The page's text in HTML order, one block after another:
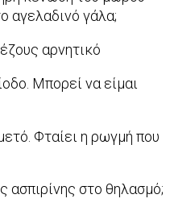
αγελαδινό γάλα;
αρνητικό
Μπορεί να είμαι
Φταίει η ρωγμή που
ασπιρίνης στο θηλασμό;